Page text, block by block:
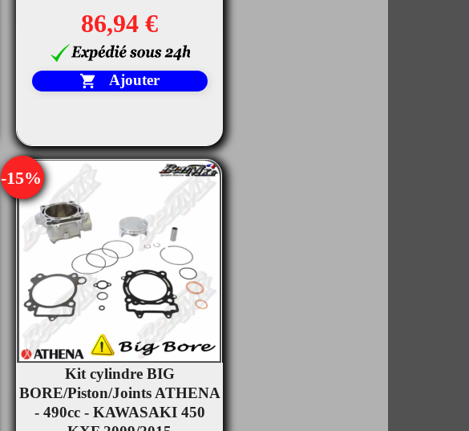
86,94 €
 Ajouter
Kit cylindre BIG
BORE/Piston/Joints ATHENA
- 490cc - KAWASAKI 450
-15%
Aperçu rapide